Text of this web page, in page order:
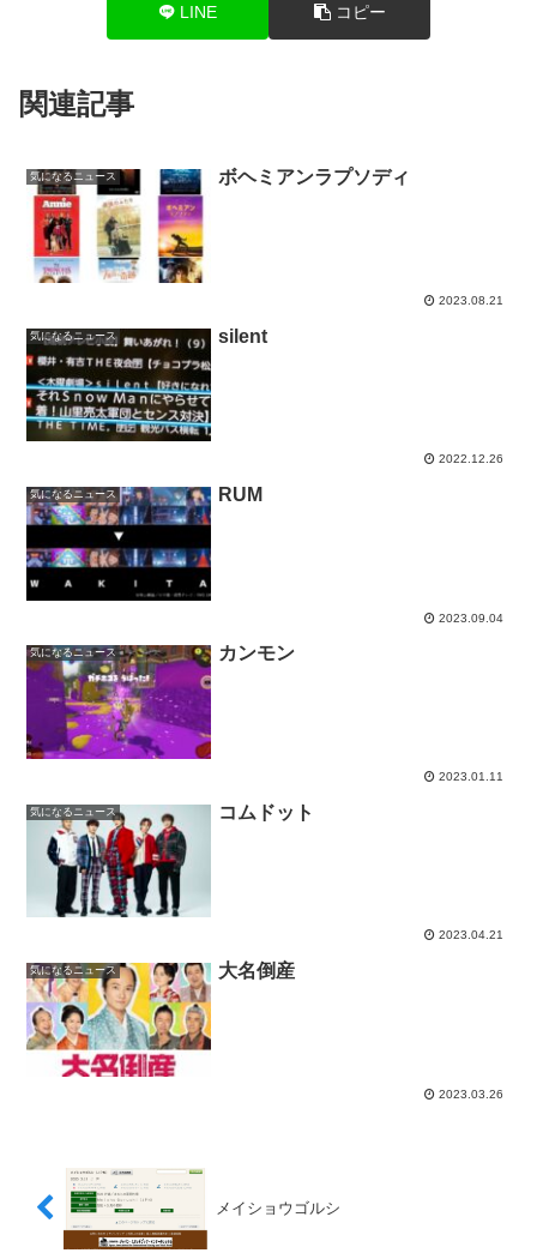
LINE コピー
関連記事
気になるニュース ボヘミアンラプソディ
2023.08.21
気になるニュース silent
2022.12.26
気になるニュース RUM
2023.09.04
気になるニュース カンモン
2023.01.11
気になるニュース コムドット
2023.04.21
気になるニュース 大名倒産
2023.03.26
メイショウゴルシ